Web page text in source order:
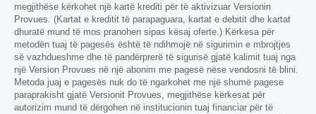
megjithëse kërkohet një kartë krediti për të aktivizuar Versionin
Provues. (Kartat e kreditit të parapaguara, kartat e debitit dhe kartat
dhuratë mund të mos pranohen sipas kësaj oferte.) Kërkesa për
metodën tuaj të pagesës është të ndihmojë në sigurimin e mbrojtjes
së vazhdueshme dhe të pandërprerë të sigurisë gjatë kalimit tuaj nga
një Version Provues në një abonim me pagesë nëse vendosni të blini.
Metoda juaj e pagesës nuk do të ngarkohet me një shumë pagese
paraprakisht gjatë Versionit Provues, megjithëse kërkesat për
autorizim mund të dërgohen në institucionin tuaj financiar për të